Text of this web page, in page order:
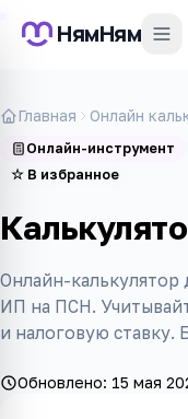
НямНям
Главная Онлайн
Онлайн-инструмент
☆ В избранное
Онлайн-калькулятор
ИП на ПСН.
и налоговую ставку.
Обновлено: 15 мая